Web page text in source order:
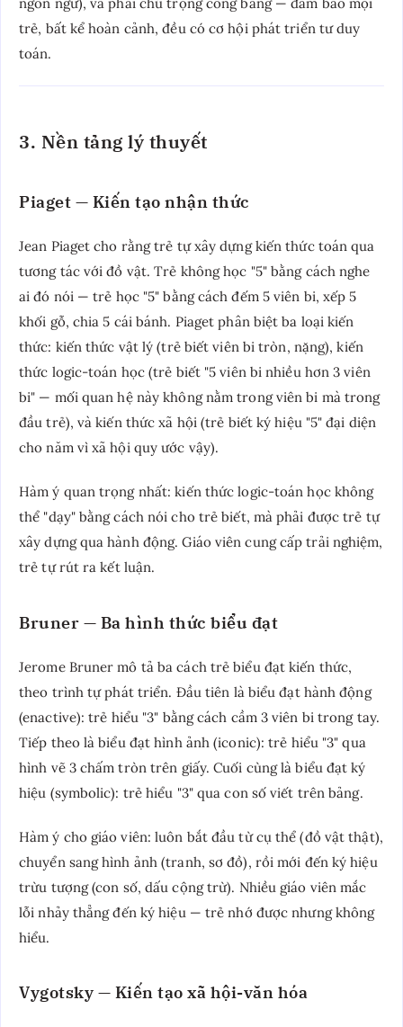
trẻ, bất kể hoàn cảnh, đều có cơ hội phát triển tư duy
toán.
3. Nền tảng lý thuyết
Piaget — Kiến tạo nhận thức
Jean Piaget cho rằng trẻ tự xây dựng kiến thức toán qua
tương tác với đồ vật. Trẻ không học "5" bằng cách nghe
ai đó nói — trẻ học "5" bằng cách đếm 5 viên bi, xếp 5
khối gỗ, chia 5 cái bánh. Piaget phân biệt ba loại kiến
thức: kiến thức vật lý (trẻ biết viên bi tròn, nặng), kiến
thức logic-toán học (trẻ biết "5 viên bi nhiều hơn 3 viên
bi" — mối quan hệ này không nằm trong viên bi mà trong
đầu trẻ), và kiến thức xã hội (trẻ biết ký hiệu "5" đại diện
cho năm vì xã hội quy ước vậy).
Hàm ý quan trọng nhất: kiến thức logic-toán học không
thể "dạy" bằng cách nói cho trẻ biết, mà phải được trẻ tự
xây dựng qua hành động. Giáo viên cung cấp trải nghiệm,
trẻ tự rút ra kết luận.
Bruner — Ba hình thức biểu đạt
Jerome Bruner mô tả ba cách trẻ biểu đạt kiến thức,
theo trình tự phát triển. Đầu tiên là biểu đạt hành động
(enactive): trẻ hiểu "3" bằng cách cầm 3 viên bi trong tay.
Tiếp theo là biểu đạt hình ảnh (iconic): trẻ hiểu "3" qua
hình vẽ 3 chấm tròn trên giấy. Cuối cùng là biểu đạt ký
hiệu (symbolic): trẻ hiểu "3" qua con số viết trên bảng.
Hàm ý cho giáo viên: luôn bắt đầu từ cụ thể (đồ vật thật),
chuyển sang hình ảnh (tranh, sơ đồ), rồi mới đến ký hiệu
trừu tượng (con số, dấu cộng trừ). Nhiều giáo viên mắc
lỗi nhảy thẳng đến ký hiệu — trẻ nhớ được nhưng không
hiểu.
Vygotsky — Kiến tạo xã hội-văn hóa